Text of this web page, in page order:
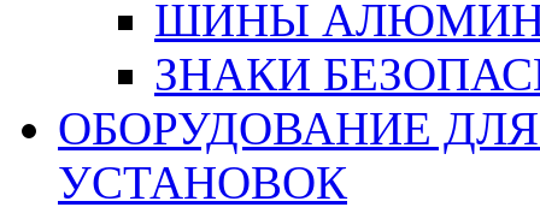
ШИНЫ
ЗНАКИ
ОБОРУДОВАНИЕ
УСТАНОВОК